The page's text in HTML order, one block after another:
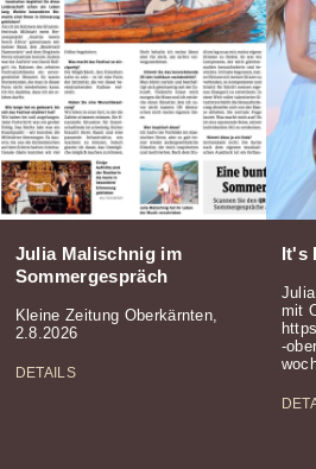
Julia Malischnig im
Sommergespräch
Kleine Zeitung Oberkärnten,
2.8.2026
DETAILS
It's
mit
-